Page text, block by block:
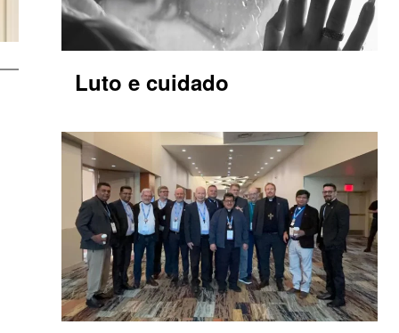
Luto e cuidado